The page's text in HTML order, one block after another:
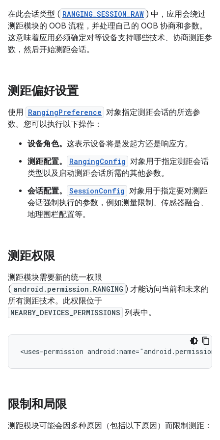
在此会话类型 ( RANGING_SESSION_RAW ) 中，应用会绕过
测距模块的 OOB 流程，并处理自己的 OOB 协商和参数。
这意味着应用必须确定对等设备支持哪些技术、协商测距参
数，然后开始测距会话。
测距偏好设置
使用 RangingPreference 对象指定测距会话的所选参
数。您可以执行以下操作：
设备角色。 这表示设备将是发起方还是响应方。
测距配置。
RangingConfig 对象用于指定测距会话
类型以及启动测距会话所需的其他参数。
会话配置。
SessionConfig 对象用于指定要对测距
会话强制执行的参数，例如测量限制、传感器融合、
地理围栏配置等。
测距权限
测距模块需要新的统一权限
( android.permission.RANGING ) 才能访问当前和未来的
所有测距技术。此权限位于
NEARBY_DEVICES_PERMISSIONS 列表中。
<uses-permission
限制和局限
测距模块可能会因多种原因（包括以下原因）而限制测距：